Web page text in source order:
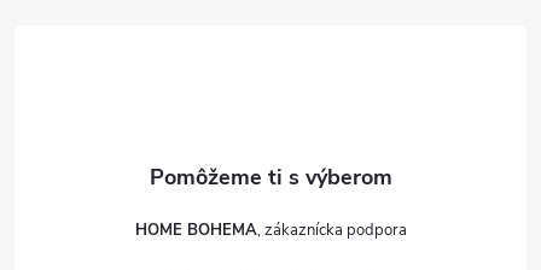
HOME BOHEMA